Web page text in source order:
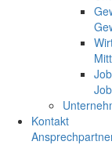
Kontakt